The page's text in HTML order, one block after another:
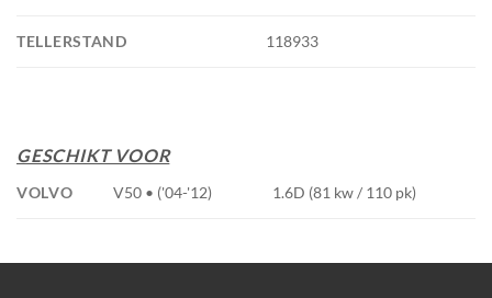
TELLERSTAND 118933
GESCHIKT VOOR
VOLVO V50 • ('04-'12) 1.6D (81 kw / 110 pk)